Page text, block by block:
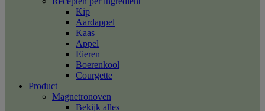
Kip
Aardappel
Kaas
Appel
Eieren
Boerenkool
Courgette
Product
Magnetronoven
Bekijk alles